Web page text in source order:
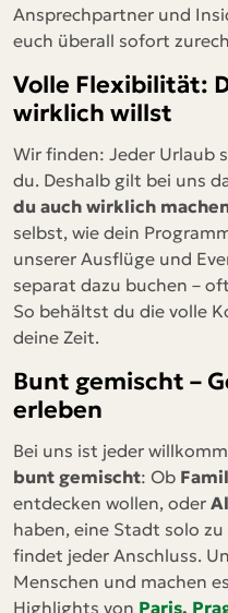
Ansprechpartner und
euch überall sofort
Volle Flexibilität:
wirklich willst
Wir finden: Jeder Urlaub
du. Deshalb gilt bei uns
du auch wirklich
selbst, wie dein
unserer Ausflüge und
separat dazu buchen –
So behältst du die volle
deine Zeit.
Bunt gemischt –
erleben
Bei uns ist jeder
bunt gemischt: Ob
entdecken wollen, oder
haben, eine Stadt solo
findet jeder Anschluss.
Menschen und machen
Highlights von Paris,